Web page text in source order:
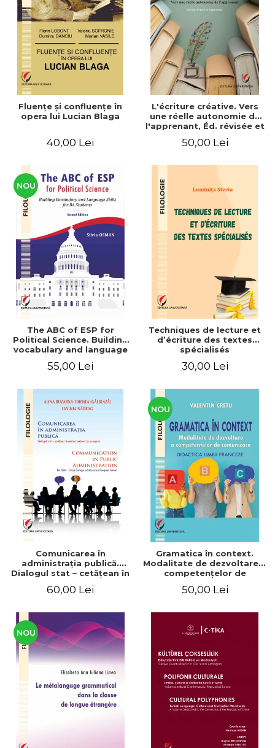
ADMINISTRATIVE
ȘTIINȚE ECONOMICE
ȘTIINȚE EXACTE
EDUCAȚIE FIZICĂ ȘI SPORT
PREUNIVERSITARIA
TIMP LIBER
ÎN CURS DE APARIȚIE
NOUTĂȚI
PACHETE DE STUDIU
ULTIMELE EXEMPLARE
Cum Cumpăr
Livrare
Politica de Retur
Formular de Retur
Distribuitori
Fluenţe şi confluenţe în
opera lui Lucian Blaga
40,00 Lei
L'écriture créative. Vers
une réelle autonomie de
l'apprenant, Éd. révisée et
50,00 Lei
NOU
The ABC of ESP for
Political Science. Building
vocabulary and language
55,00 Lei
Techniques de lecture et
d’écriture des textes
spécialisés
30,00 Lei
Comunicarea în
administraţia publică.
Dialogul stat – cetăţean în
european / Communication
The state-citizen dialogue
in national and European
context
60,00 Lei
NOU
Gramatica în context.
Modalitate de dezvoltare a
competenţelor de
limbii franceze
50,00 Lei
NOU